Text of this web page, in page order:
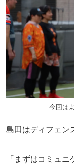
今回は
島田はディフェン
「まずはコミュ